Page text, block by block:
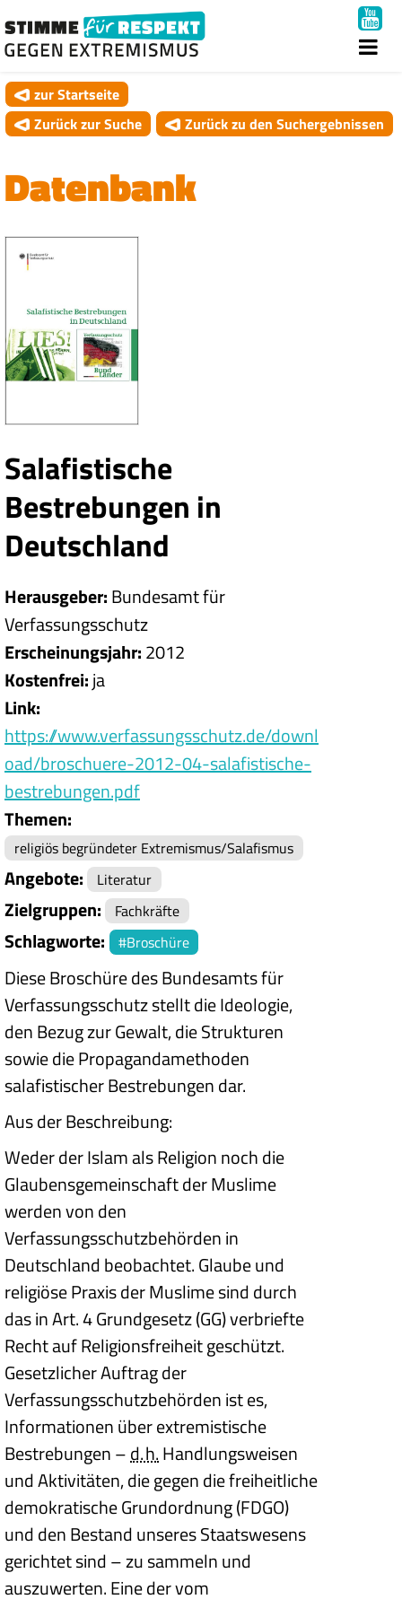
zur Startseite
Datenbank
Zurück zur Suche Zurück zu den Suchergebnissen
Salafistische
Bestrebungen in
Deutschland
Herausgeber Bundesamt für
Verfassungsschutz
Erscheinungsjahr 2012
Kostenfrei ja
Link
https://www.verfassungsschutz.de/downl
oad/broschuere-2012-04-salafistische-
bestrebungen.pdf
Themen
religiös begründeter Extremismus/Salafismus
Angebote Literatur
Zielgruppen Fachkräfte
Schlagworte Broschüre
Diese Broschüre des Bundesamts für
Verfassungsschutz stellt die Ideologie,
den Bezug zur Gewalt, die Strukturen
sowie die Propagandamethoden
salafistischer Bestrebungen dar.
Aus der Beschreibung:
Weder der Islam als Religion noch die
Glaubensgemeinschaft der Muslime
werden von den
Verfassungsschutzbehörden in
Deutschland beobachtet. Glaube und
religiöse Praxis der Muslime sind durch
das in Art. 4 Grundgesetz (GG) verbriefte
Recht auf Religionsfreiheit geschützt.
Gesetzlicher Auftrag der
Verfassungsschutzbehörden ist es,
Informationen über extremistische
Bestrebungen –d. h.Handlungsweisen
und Aktivitäten, die gegen die freiheitliche
demokratische Grundordnung (FDGO)
und den Bestand unseres Staatswesens
gerichtet sind – zu sammeln und
auszuwerten. Eine der vom